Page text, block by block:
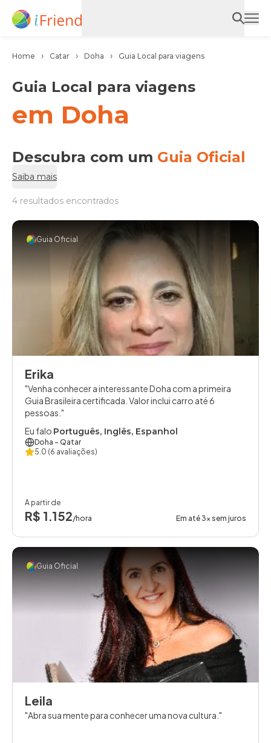
Home Catar Doha Guia Local para viagens
Guia Local para viagens
em Doha
Descubra com um Guia Oficial
Saiba mais
4 resultados encontrados
Guia Oficial
Erika
Venha conhecer a interessante Doha com a primeira
Guia Brasileira certificada. Valor inclui carro até 6
pessoas.
Eu falo Português, Inglês, Espanhol
Doha - Qatar
5.0 (6 avaliações)
A partir de
R$ 1.152/hora Em até 3x sem juros
Guia Oficial
Leila
Abra sua mente para conhecer uma nova cultura.